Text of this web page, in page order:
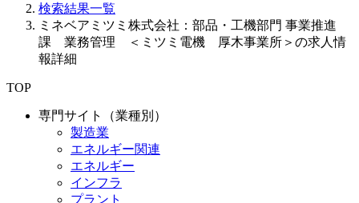
検索結果一覧
ミネベアミツミ株式会社：部品・工機部門 事業推進
課 業務管理 ＜ミツミ電機 厚木事業所＞の求人情
報詳細
TOP
専門サイト（業種別）
製造業
エネルギー関連
エネルギー
インフラ
プラント